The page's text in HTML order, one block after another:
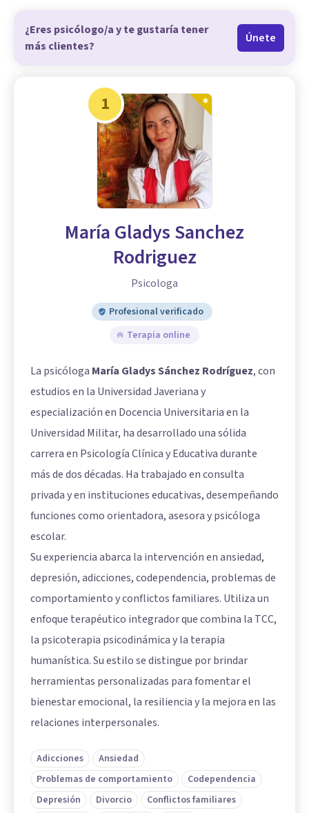
¿Eres psicólogo/a y te gustaría tener
más clientes?
Únete
1
María Gladys Sanchez
Rodriguez
Psicologa
Profesional verificado
Terapia online
La psicóloga María Gladys Sánchez Rodríguez, con
estudios en la Universidad Javeriana y
especialización en Docencia Universitaria en la
Universidad Militar, ha desarrollado una sólida
carrera en Psicología Clínica y Educativa durante
más de dos décadas. Ha trabajado en consulta
privada y en instituciones educativas, desempeñando
funciones como orientadora, asesora y psicóloga
escolar.
Su experiencia abarca la intervención en ansiedad,
depresión, adicciones, codependencia, problemas de
comportamiento y conflictos familiares. Utiliza un
enfoque terapéutico integrador que combina la TCC,
la psicoterapia psicodinámica y la terapia
humanística. Su estilo se distingue por brindar
herramientas personalizadas para fomentar el
bienestar emocional, la resiliencia y la mejora en las
relaciones interpersonales.
Adicciones
Ansiedad
Problemas de comportamiento
Codependencia
Depresión
Divorcio
Conflictos familiares